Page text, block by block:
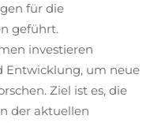
für die
geführt.
investieren
Entwicklung, um neue
Ziel ist es, die
der aktuellen